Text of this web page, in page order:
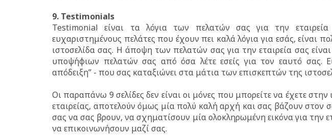
9. Testimonials
Testimonial είναι τα λόγια των πελατών σας για την
ευχαριστημένους πελάτες που έχουν πει καλά λόγια για εσάς, είναι
ιστοσελίδα σας. Η άποψη των πελατών σας για την εταιρεία σας
υποψήφιων πελατών σας από όσα λέτε εσείς για τον εαυτό σας.
απόδειξη” - που σας καταξιώνει στα μάτια των επισκεπτών της
Οι παραπάνω 9 σελίδες δεν είναι οι μόνες που μπορείτε να έχετε
εταιρείας, αποτελούν όμως μία πολύ καλή αρχή και σας βάζουν στον
σας να σας βρουν, να σχηματίσουν μία ολοκληρωμένη εικόνα για την
να επικοινωνήσουν μαζί σας.